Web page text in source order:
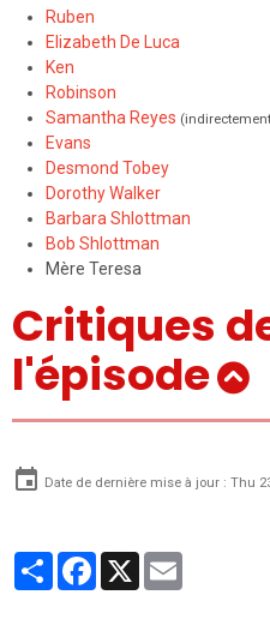
Ruben
Elizabeth De Luca
Ken
Robinson
Samantha Reyes
Evans
Desmond Tobey
Dorothy Walker
Barbara Shlottman
Bob Shlottman
Mère Teresa
Critiques
l'épisode
Date de dernière mise à jour : Thu
PartagerFacebook
X